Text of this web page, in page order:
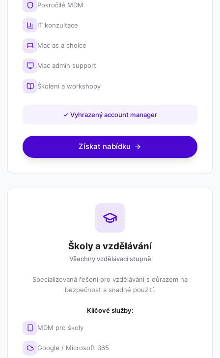
Pokročilé MDM
IT konzultace
Mac as a choice
Mac admin support
Školení a workshopy
✓ Vyhrazený account manager
Získat nabídku
Školy a vzdělávání
Všechny vzdělávací stupně
Specializovaná řešení pro vzdělávání s důrazem na
bezpečnost a snadné použití.
Klíčové služby:
MDM pro školy
Google / Microsoft 365